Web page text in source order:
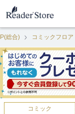
総合) コミックフロア
コミック